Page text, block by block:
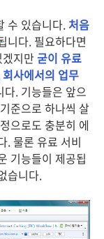
수 있습니다. 처음
니다. 필요하다면
지만 굳이 유료
사에서의 업무
다. 기능들은 앞으
준으로 하나씩 살
으로도 충분히 에
. 물론 유료 서비
기능들이 제공됩
습니다.